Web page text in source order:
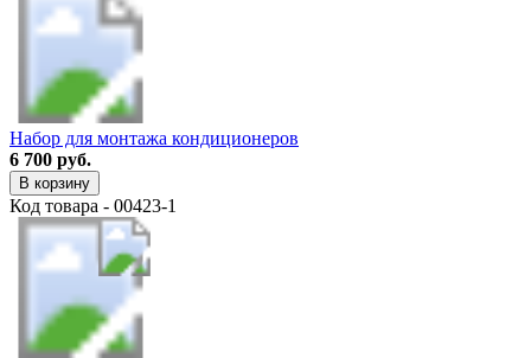
Набор для монтажа кондиционеров
6 700 руб.
В корзину
Код товара - 00423-1